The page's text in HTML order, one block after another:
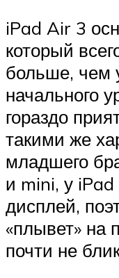
iPad Air 3
который
больше, чем
начального
гораздо
такими же
младшего
и mini, у
дисплей,
«плывет» на
почти не